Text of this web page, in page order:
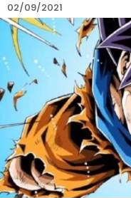
02/09/2021